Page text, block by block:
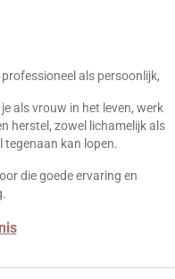
als persoonlijk,
als vrouw in het leven, werk
herstel, zowel lichamelijk als
tegenaan kan lopen.
die goede ervaring en